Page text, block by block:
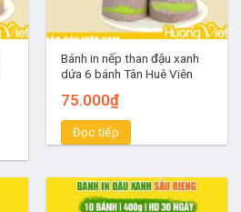
Bánh in nếp than đậu xanh
dứa 6 bánh Tân Huê Viên
75.000₫
Đọc tiếp